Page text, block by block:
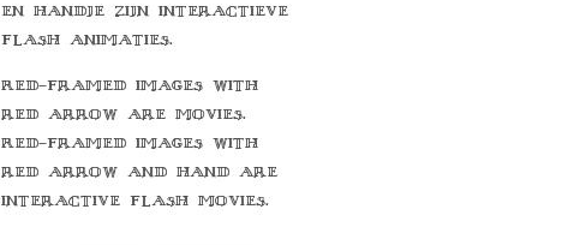
en handje zijn interactieve
flash animaties.
Red-framed images with
red arrow are movies.
Red-framed images with
red arrow and hand are
interactive flash movies.